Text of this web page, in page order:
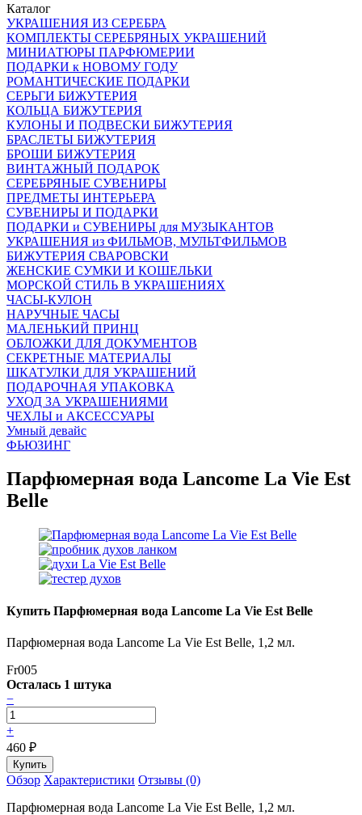
Каталог
УКРАШЕНИЯ ИЗ СЕРЕБРА
КОМПЛЕКТЫ СЕРЕБРЯНЫХ УКРАШЕНИЙ
МИНИАТЮРЫ ПАРФЮМЕРИИ
ПОДАРКИ к НОВОМУ ГОДУ
РОМАНТИЧЕСКИЕ ПОДАРКИ
СЕРЬГИ БИЖУТЕРИЯ
КОЛЬЦА БИЖУТЕРИЯ
КУЛОНЫ И ПОДВЕСКИ БИЖУТЕРИЯ
БРАСЛЕТЫ БИЖУТЕРИЯ
БРОШИ БИЖУТЕРИЯ
ВИНТАЖНЫЙ ПОДАРОК
СЕРЕБРЯНЫЕ СУВЕНИРЫ
ПРЕДМЕТЫ ИНТЕРЬЕРА
СУВЕНИРЫ И ПОДАРКИ
ПОДАРКИ и СУВЕНИРЫ для МУЗЫКАНТОВ
УКРАШЕНИЯ из ФИЛЬМОВ, МУЛЬТФИЛЬМОВ
БИЖУТЕРИЯ СВАРОВСКИ
ЖЕНСКИЕ СУМКИ И КОШЕЛЬКИ
МОРСКОЙ СТИЛЬ В УКРАШЕНИЯХ
ЧАСЫ-КУЛОН
НАРУЧНЫЕ ЧАСЫ
МАЛЕНЬКИЙ ПРИНЦ
ОБЛОЖКИ ДЛЯ ДОКУМЕНТОВ
СЕКРЕТНЫЕ МАТЕРИАЛЫ
ШКАТУЛКИ ДЛЯ УКРАШЕНИЙ
ПОДАРОЧНАЯ УПАКОВКА
УХОД ЗА УКРАШЕНИЯМИ
ЧEХЛЫ и АКСЕССУАРЫ
Умный девайс
ФЬЮЗИНГ
Парфюмерная вода Lancome La Vie Est
Belle
Купить Парфюмерная вода Lancome La Vie Est Belle
Парфюмерная вода Lancome La Vie Est Belle, 1,2 мл.
Fr005
Осталась 1 штука
−
+
460 ₽
Обзор Характеристики Отзывы (0)
Парфюмерная вода Lancome La Vie Est Belle, 1,2 мл.